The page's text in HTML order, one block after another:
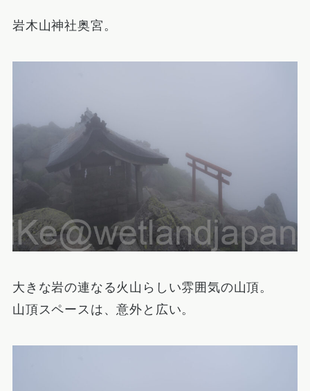
岩木山神社奥宮。
大きな岩の連なる火山らしい雰囲気の山頂。
山頂スペースは、意外と広い。